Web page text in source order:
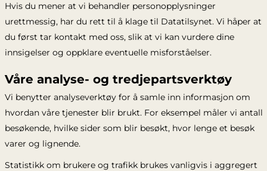
Hvis du mener at vi behandler personopplysninger
urettmessig, har du rett til å klage til Datatilsynet. Vi håper at
du først tar kontakt med oss, slik at vi kan vurdere dine
innsigelser og oppklare eventuelle misforståelser.
Våre analyse- og tredjepartsverktøy
Vi benytter analyseverktøy for å samle inn informasjon om
hvordan våre tjenester blir brukt. For eksempel måler vi antall
besøkende, hvilke sider som blir besøkt, hvor lenge et besøk
varer og lignende.
Statistikk om brukere og trafikk brukes vanligvis i aggregert